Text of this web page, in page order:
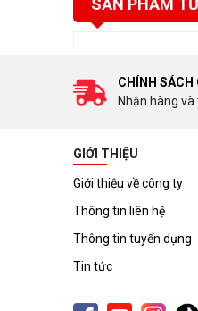
SẢN PHẨM
CHÍNH SÁCH
Nhận hàng
GIỚI THIỆU
Giới thiệu về công ty
Thông tin liên hệ
Thông tin tuyển dụng
Tin tức